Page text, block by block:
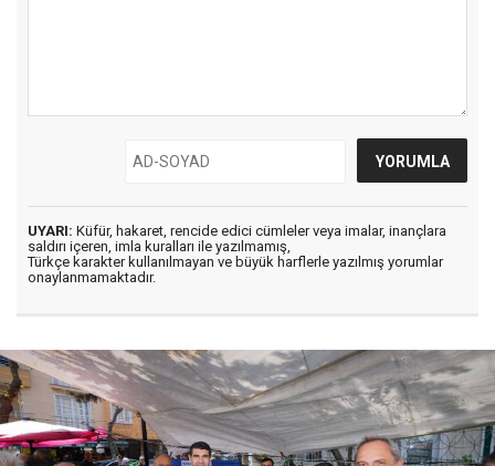
UYARI: Küfür, hakaret, rencide edici cümleler veya imalar, inançlara
saldırı içeren, imla kuralları ile yazılmamış,
Türkçe karakter kullanılmayan ve büyük harflerle yazılmış yorumlar
onaylanmamaktadır.